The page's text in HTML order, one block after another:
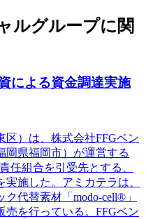
ルグループに関
による資金調達実施
区）は、株式会社FFGベン
岡県福岡市）が運営する
任組合を引受先とする、
施した。アミカテラは、
代替素材「modo-cell®」
売を行っている。FFGベン